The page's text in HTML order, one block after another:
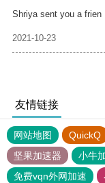
Shriya sent you a frien
2021-10-23
友情链接
网站地图 QuickQ
坚果加速器
小牛
免费vqn外网加速